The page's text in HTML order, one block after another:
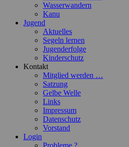
Wasserwandern
Kanu
Jugend
Aktuelles
Segeln lernen
Jugenderfolge
Kinderschutz
Kontakt
Mitglied werden …
Satzung
Gelbe Welle
Links
Impressum
Datenschutz
Vorstand
Login
Probleme ?